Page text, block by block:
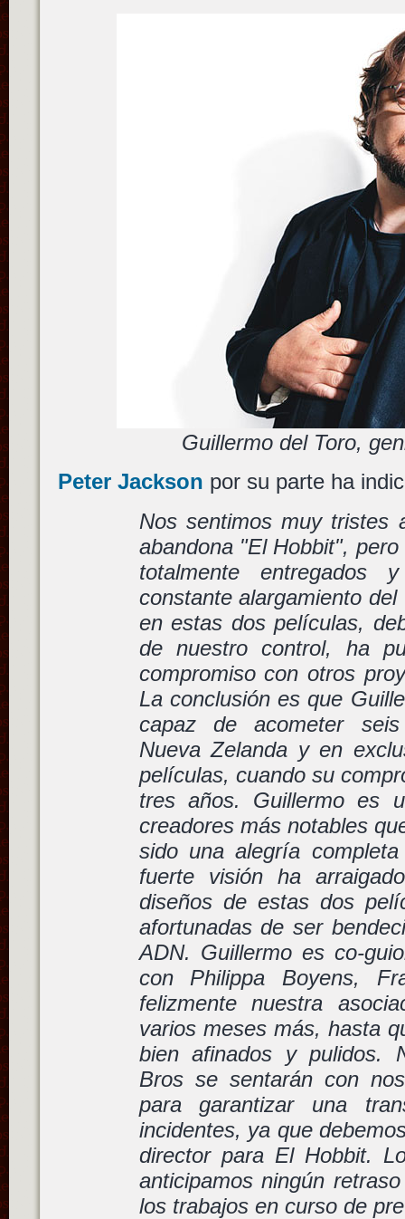
Guillermo del Toro,
Peter Jackson por su parte ha
Nos sentimos muy tristes
abandona "El Hobbit",
totalmente entregados
constante alargamiento
en estas dos películas,
de nuestro control, ha
compromiso con otros
La conclusión es que
capaz de acometer
Nueva Zelanda y en
películas, cuando su
tres años. Guillermo es
creadores más notables
sido una alegría
fuerte visión ha
diseños de estas dos
afortunadas de ser
ADN. Guillermo es co-
con Philippa Boyens,
felizmente nuestra
varios meses más, hasta
bien afinados y pulidos.
Bros se sentarán con
para garantizar una
incidentes, ya que
director para El Hobbit.
anticipamos ningún
los trabajos en curso de